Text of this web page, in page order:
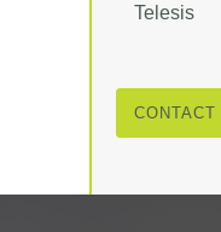
Telesis
CONTACT